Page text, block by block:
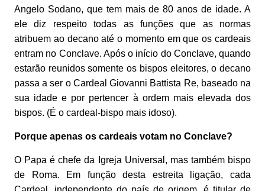
Angelo Sodano, que tem mais de 80 anos de idade. A
ele diz respeito todas as funções que as normas
atribuem ao decano até o momento em que os cardeais
entram no Conclave. Após o início do Conclave, quando
estarão reunidos somente os bispos eleitores, o decano
passa a ser o Cardeal Giovanni Battista Re, baseado na
sua idade e por pertencer à ordem mais elevada dos
bispos. (É o cardeal-bispo mais idoso).
Porque apenas os cardeais votam no Conclave?
O Papa é chefe da Igreja Universal, mas também bispo
de Roma. Em função desta estreita ligação, cada